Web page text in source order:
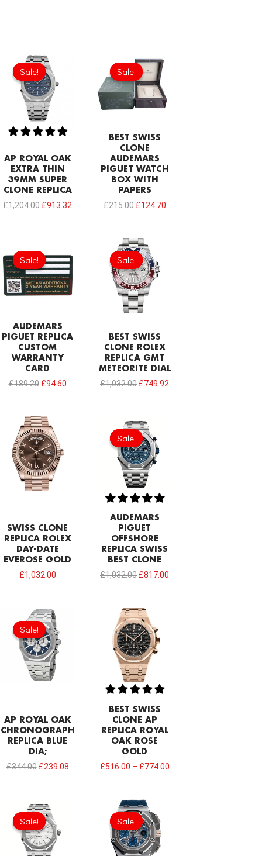
Sale!
Sale!
AP ROYAL OAK
EXTRA THIN
39MM SUPER
CLONE REPLICA
£1,204.00
Original
price
was:
£1,204.00.
£913.32
£913.32.
Sale!
Sale!
BEST SWISS
CLONE
AUDEMARS
PIGUET WATCH
BOX WITH
PAPERS
£215.00
price
was:
£215.00.
£124.70
Sale!
Sale!
AUDEMARS
PIGUET REPLICA
CUSTOM
WARRANTY
CARD
£189.20
price
was:
£189.20.
£94.60
price
is:
£94.60.
Sale!
Sale!
BEST SWISS
CLONE ROLEX
REPLICA GMT
METEORITE DIAL
£1,032.00
Original
price
was:
£1,032.00.
£749.92
SWISS CLONE
REPLICA ROLEX
DAY-DATE
EVEROSE GOLD
£1,032.00
Sale!
Sale!
AUDEMARS
PIGUET
OFFSHORE
REPLICA SWISS
BEST CLONE
£1,032.00
Original
price
was:
£1,032.00.
£817.00
Sale!
Sale!
AP ROYAL OAK
CHRONOGRAPH
REPLICA BLUE
DIA;
£344.00
Original
price
was:
£344.00.
£239.08
BEST SWISS
CLONE AP
REPLICA ROYAL
OAK ROSE
GOLD
£516.00 – £774.00
Sale!
Sale!
Original
price
was:
£344.00.
Sale!
Sale!
Original
price
was:
£1,032.00.